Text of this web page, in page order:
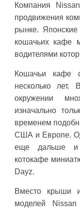
Компания
продвижения
рынке. Японские
кошачьих кафе
водителями
Кошачьи кафе
несколько лет.
окружении
изначально
временем
США и Европе.
еще дальше и
котокафе
Dayz.
Вместо крыши
моделей Nissan